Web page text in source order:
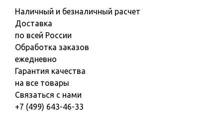
Наличный и безналичный расчет
Доставка
по всей России
Обработка заказов
ежедневно
Гарантия качества
на все товары
Связаться с нами
+7 (499) 643-46-33